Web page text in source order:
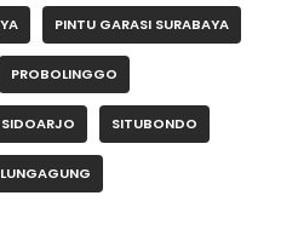
PINTU GARASI SURABAYA
PROBOLINGGO
SIDOARJO SITUBONDO